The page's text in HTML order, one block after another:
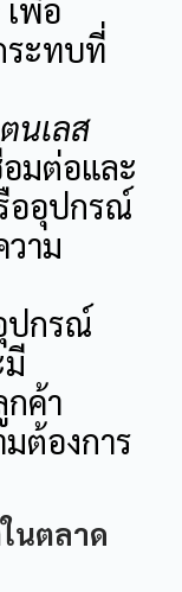
เพื่อ
ระทบที่
นเลส
อมต่อและ
ออุปกรณ์
าม
ปกรณ์
ค้า
ต้องการ
นตลาด